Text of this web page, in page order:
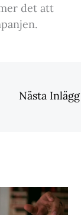
det att
Nästa Inlägg